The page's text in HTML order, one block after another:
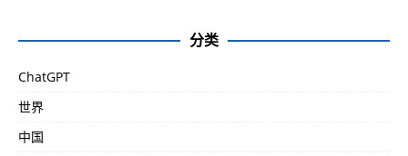
分类
ChatGPT
世界
中国